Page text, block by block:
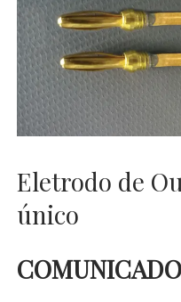
Ouro
Eletrodo de
único
COMUNICADO